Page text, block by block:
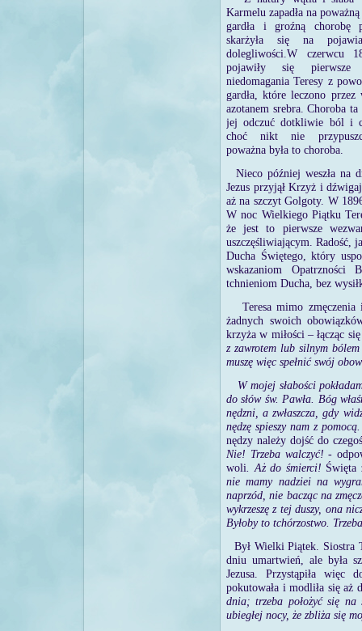
Karmelu zapadła na
gardła i groźną chorobę
skarżyła się na
dolegliwości.W czerwcu
pojawiły się pierwsze
niedomagania Teresy z
gardła, które leczono przez
azotanem srebra. Choroba ta
jej odczuć dotkliwie ból i
choć nikt nie
poważna była to choroba.
Nieco później weszła na
Jezus przyjął Krzyż i
aż na szczyt Golgoty. W
W noc Wielkiego Piątku
że jest to pierwsze
uszczęśliwiającym. Radość,
Ducha Świętego, który
wskazaniom Opatrzności
tchnieniom Ducha, bez
Teresa mimo zmęczenia
żadnych swoich
krzyża w miłości – łącząc
z zawrotem lub silnym
muszę więc spełnić swój
W mojej słabości
do słów św. Pawła. Bóg
nędzni, a zwłaszcza, gdy
nędzę spieszy nam z
nędzy należy dojść do
Nie! Trzeba walczyć! -
woli . Aż do śmierci! Święta
nie mamy nadziei na
naprzód, nie bacząc na
wykrzeszę z tej duszy, ona
Byłoby to tchórzostwo.
Był Wielki Piątek. Siostra
dniu umartwień, ale była
Jezusa. Przystąpiła więc
pokutowała i modliła się aż
dnia; trzeba położyć się na
ubiegłej nocy, że zbliża się